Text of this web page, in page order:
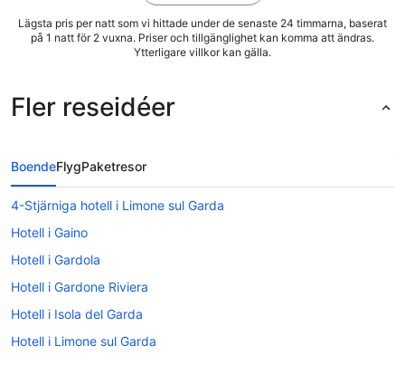
Lägsta pris per natt som vi hittade under de senaste 24 timmarna, baserat
på 1 natt för 2 vuxna. Priser och tillgänglighet kan komma att ändras.
Ytterligare villkor kan gälla.
Fler reseidéer
BoendeFlygPaketresor
4-Stjärniga hotell i Limone sul Garda
Hotell i Gaino
Hotell i Gardola
Hotell i Gardone Riviera
Hotell i Isola del Garda
Hotell i Limone sul Garda